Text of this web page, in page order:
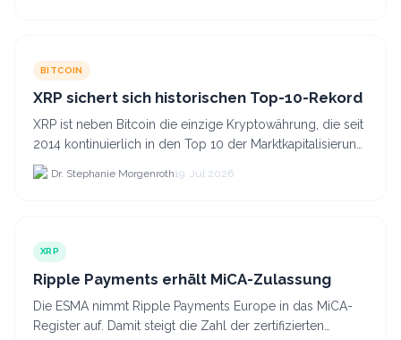
BITCOIN
XRP sichert sich historischen Top-10-Rekord
XRP ist neben Bitcoin die einzige Kryptowährung, die seit
2014 kontinuierlich in den Top 10 der Marktkapitalisierung
verblieb.
Dr. Stephanie Morgenroth19. Jul 2026
XRP
Ripple Payments erhält MiCA-Zulassung
Die ESMA nimmt Ripple Payments Europe in das MiCA-
Register auf. Damit steigt die Zahl der zertifizierten